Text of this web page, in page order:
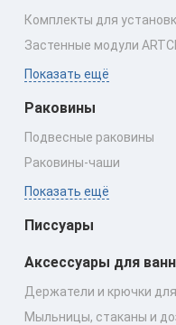
Комплекты для
Застенные модули
Показать ещё
Раковины
Подвесные раковины
Раковины‑чаши
Показать ещё
Писсуары
Аксессуары для
Держатели и крючки
Мыльницы, стаканы и